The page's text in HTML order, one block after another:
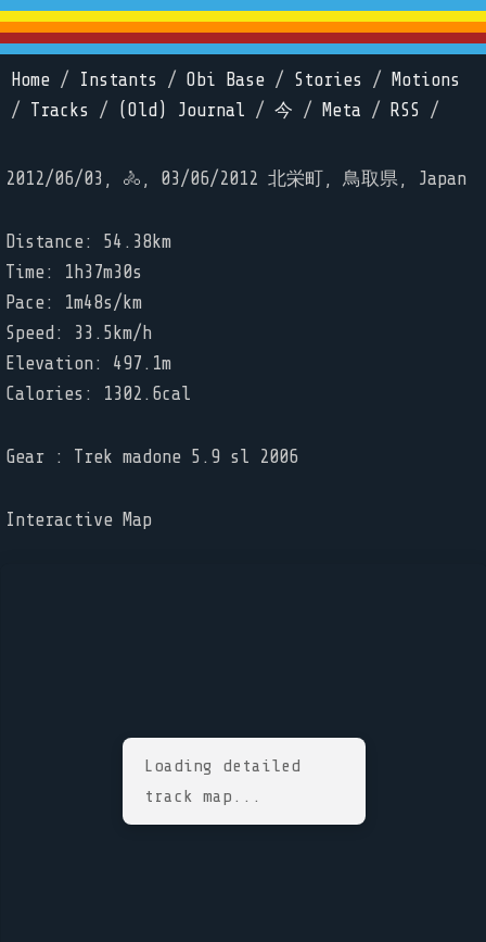
Home / Instants / Obi Base / Stories /
Motions
/ Tracks / (Old) Journal / 今 / Meta / RSS /
2012/06/03, 🚴, 03/06/2012 北栄町, 鳥取県, Japan
Distance: 54.38km
Time: 1h37m30s
Pace: 1m48s/km
Speed: 33.5km/h
Elevation: 497.1m
Calories: 1302.6cal
Gear : Trek madone 5.9 sl 2006
Interactive Map
Loading detailed
track map...